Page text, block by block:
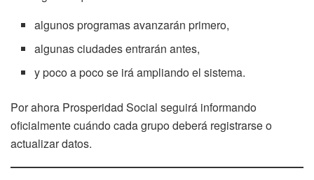
algunos programas avanzarán primero,
algunas ciudades entrarán antes,
y poco a poco se irá ampliando el sistema.
Por ahora Prosperidad Social seguirá informando
oficialmente cuándo cada grupo deberá registrarse o
actualizar datos.